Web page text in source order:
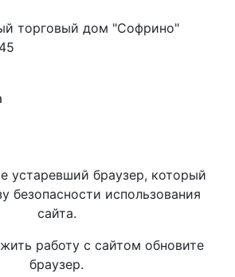
торговый дом "Софрино"
устаревший браузер, который
безопасности использования
сайта.
работу с сайтом обновите
браузер.